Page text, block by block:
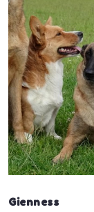
Gienness